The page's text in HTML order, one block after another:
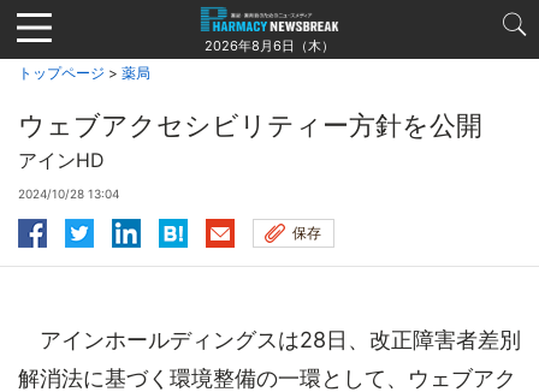
Jump
to
navigation
2026年8月6日（木）
トップページ > 薬局
ウェブアクセシビリティー方針を公開
アインHD
2024/10/28 13:04
保存
アインホールディングスは28日、改正障害者差別
解消法に基づく環境整備の一環として、ウェブアク